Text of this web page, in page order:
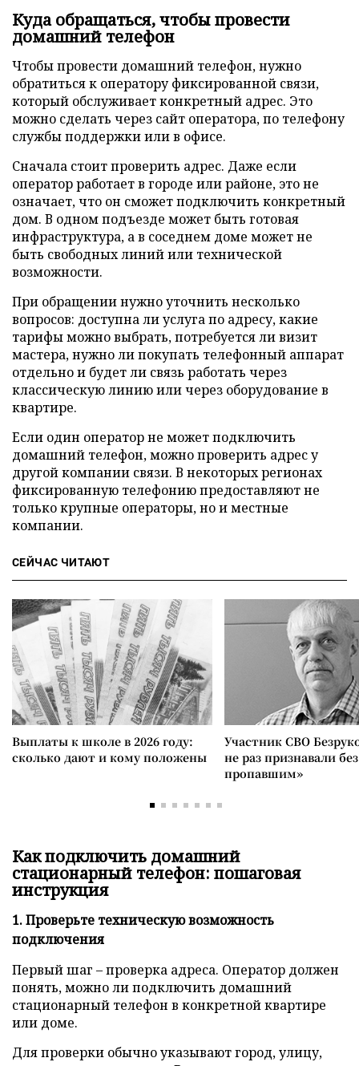
Куда обращаться, чтобы провести
домашний телефон
Чтобы провести домашний телефон, нужно
обратиться к оператору фиксированной связи,
который обслуживает конкретный адрес. Это
можно сделать через сайт оператора, по телефону
службы поддержки или в офисе.
Сначала стоит проверить адрес. Даже если
оператор работает в городе или районе, это не
означает, что он сможет подключить конкретный
дом. В одном подъезде может быть готовая
инфраструктура, а в соседнем доме может не
быть свободных линий или технической
возможности.
При обращении нужно уточнить несколько
вопросов: доступна ли услуга по адресу, какие
тарифы можно выбрать, потребуется ли визит
мастера, нужно ли покупать телефонный аппарат
отдельно и будет ли связь работать через
классическую линию или через оборудование в
квартире.
Если один оператор не может подключить
домашний телефон, можно проверить адрес у
другой компании связи. В некоторых регионах
фиксированную телефонию предоставляют не
только крупные операторы, но и местные
компании.
СЕЙЧАС ЧИТАЮТ
Выплаты к школе в 2026 году:
сколько дают и кому положены
Участник СВО
не раз признавали
пропавшим»
Как подключить домашний
стационарный телефон: пошаговая
инструкция
1. Проверьте техническую возможность
подключения
Первый шаг – проверка адреса. Оператор должен
понять, можно ли подключить домашний
стационарный телефон в конкретной квартире
или доме.
Для проверки обычно указывают город, улицу,